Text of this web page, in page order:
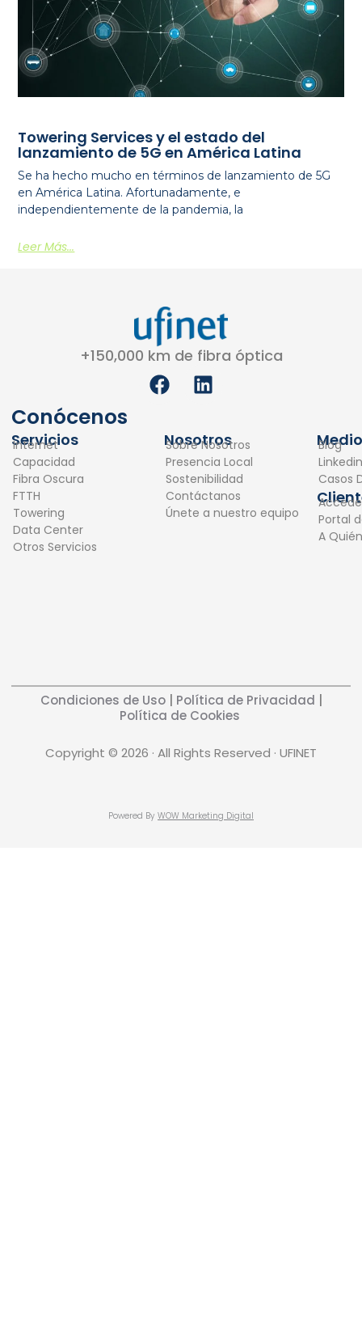
Towering Services y el estado del
lanzamiento de 5G en América Latina
Se ha hecho mucho en términos de lanzamiento de 5G
en América Latina. Afortunadamente, e
independientemente de la pandemia, la
Leer Más...
+150,000 km de fibra óptica
F
a
e
b
o
o
k
L
i
k
e
d
i
n
Conócenos
Servicios
Internet
Capacidad
Fibra Oscura
FTTH
Towering
Data Center
Otros Servicios
Nosotros
Sobre Nosotros
Presencia Local
Sostenibilidad
Contáctanos
Únete a nuestro equipo
Blog
Linkedin
Casos
Portal
A
Condiciones de Uso| Política de Privacidad
Política de Cookies
Copyright © 2026 · All Rights Reserved · UFINET
Powered By WOW Marketing Digital